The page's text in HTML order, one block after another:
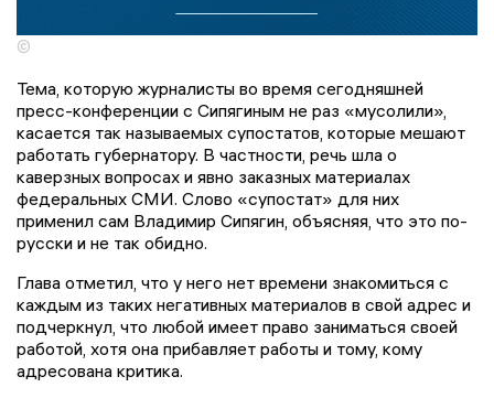
©
Тема, которую журналисты во время сегодняшней
пресс-конференции с Сипягиным не раз «мусолили»,
касается так называемых супостатов, которые мешают
работать губернатору. В частности, речь шла о
каверзных вопросах и явно заказных материалах
федеральных СМИ. Слово «супостат» для них
применил сам Владимир Сипягин, объясняя, что это по-
русски и не так обидно.
Глава отметил, что у него нет времени знакомиться с
каждым из таких негативных материалов в свой адрес и
подчеркнул, что любой имеет право заниматься своей
работой, хотя она прибавляет работы и тому, кому
адресована критика.